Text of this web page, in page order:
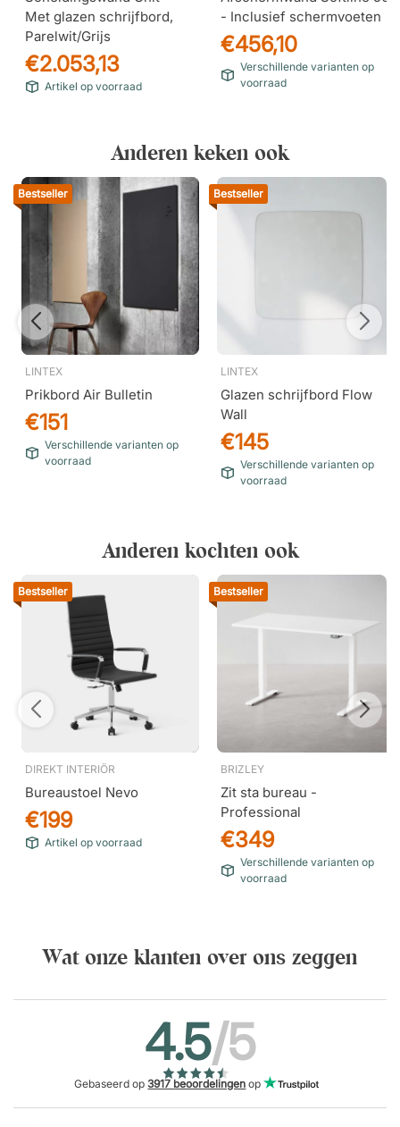
kiest altijd zeer nauwkeurig zal zijn.
Textiel zonder schadelijke chemicaliën
De unit is bekleed met de milieuvriendelijke
gecertificeerde stof Xpress van Gabriel. Alle vezels in de
Glas en textiel:
60162
60003
Smooth 340 / Xpress
60003
Shy 120 / Xpress 60004 Pure 130 / Xpress 60999
Met glazen schrijfbord,
Parelwit/Grijs
€2.053,13
Artikel op voorraad
- Inclusief schermvoeten
€456,10
Verschillende varianten op
voorraad
Anderen keken ook
Bestseller
LINTEX
Prikbord Air Bulletin
€151
Verschillende varianten op
voorraad
Bestseller
LINTEX
Glazen schrijfbord Flow
Wall
€145
Verschillende varianten op
voorraad
Anderen kochten ook
Bestseller
DIREKT INTERIÖR
Bureaustoel Nevo
€199
Artikel op voorraad
Bestseller
BRIZLEY
Zit sta bureau -
Professional
€349
Verschillende varianten op
voorraad
Wat onze klanten over ons zeggen
4.5/5
Gebaseerd op3917 beoordelingen op